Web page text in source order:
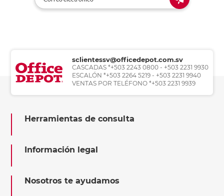
sclientessv@officedepot.com.sv
CASCADAS *+503 2243 0800 - +503 2231 9930
ESCALÓN *+503 2264 5219 - +503 2231 9940
VENTAS POR TELÉFONO *+503 2231 9939
Herramientas de consulta
Información legal
Nosotros te ayudamos